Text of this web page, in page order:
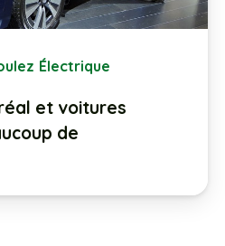
Électrique
et voitures
de